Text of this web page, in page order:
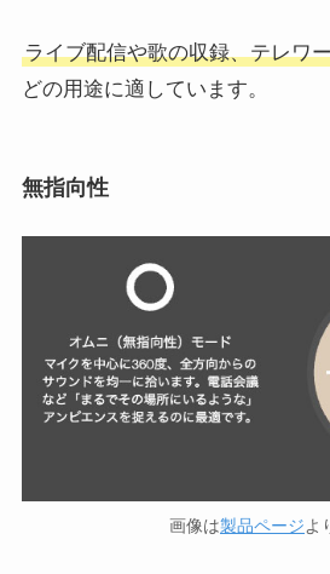
ライブ配信や歌の収録、テレワ
どの用途に適しています。
無指向性
画像は製品ページ よ